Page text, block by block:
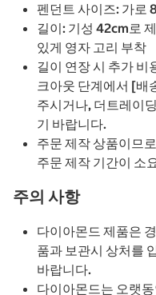
펜던트 사이즈: 가로
길이: 기성 42cm로
있게 영자 고리 부착
길이 연장 시 추가 비
크아웃 단계에서 [배
주시거나, 더트레이
기 바랍니다.
주문 제작 상품이므
주문 제작 기간이 소
주의 사항
다이아몬드 제품은
품과 보관시 상처를
바랍니다.
다이아몬드는 오랫